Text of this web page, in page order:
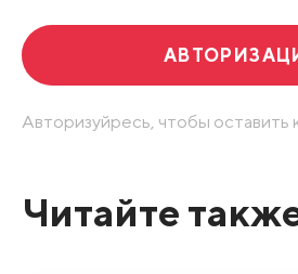
Авторизуйресь, чтобы оставить
Читайте